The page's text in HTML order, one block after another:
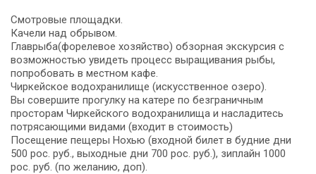
Смотровые площадки.
Качели над обрывом.
Главрыба(форелевое хозяйство) обзорная экскурсия с
возможностью увидеть процесс выращивания рыбы,
попробовать в местном кафе.
Чиркейское водохранилище (искусственное озеро).
Вы совершите прогулку на катере по безграничным
просторам Чиркейского водохранилища и насладитесь
потрясающими видами (входит в стоимость)
Посещение пещеры Нохью (входной билет в будние дни
500 рос. руб., выходные дни 700 рос. руб.), зиплайн 1000
рос. руб. (по желанию, доп).